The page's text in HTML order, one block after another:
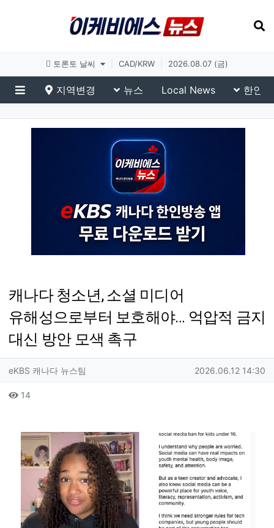
토론토 날씨 CAD/KRW 2026.08.07 (금)
메뉴
지역변경 뉴스 Local News 한인
eKBS News
캐나다 청소년, 소셜 미디어
유해성으로부터 보호해야… 억압적 금지
대신 방안 모색 촉구
작성자 정보
eKBS 캐나다 뉴스팀 작성일
2026.06.12 14:30
컨텐츠 정보
14